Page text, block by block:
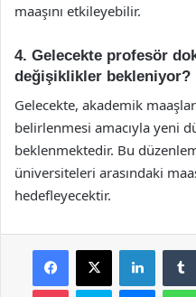
maaşını etkileyebilir.
4. Gelecekte profesör
değişiklikler bekleniyor?
Gelecekte, akademik
belirlenmesi amacıyla yeni
beklenmektedir. Bu
üniversiteleri arasındaki
hedefleyecektir.
Facebook
X
Pocket Skype